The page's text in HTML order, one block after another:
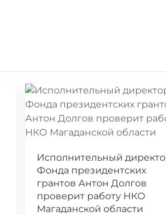
Исполнительный
Фонда президентских
грантов Антон Долгов
проверит работу НКО
Магаданской области